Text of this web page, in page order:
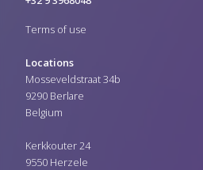
Terms of use
Locations
Mosseveldstraat 34b
9290 Berlare
Belgium
Kerkkouter 24
9550 Herzele